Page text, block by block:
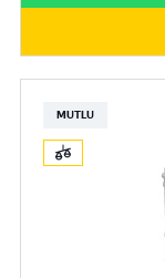
MUTLU